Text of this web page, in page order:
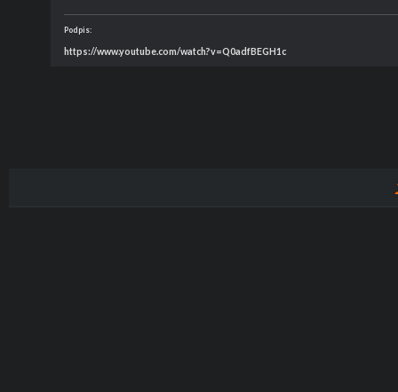
Podpis:
https://www.youtube.com/watch?v=Q0adfBEGH1c